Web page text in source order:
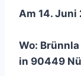
Am 14. Juni
Wo:
in 90449